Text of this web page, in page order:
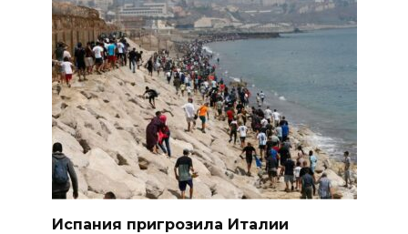
Испания пригрозила Италии